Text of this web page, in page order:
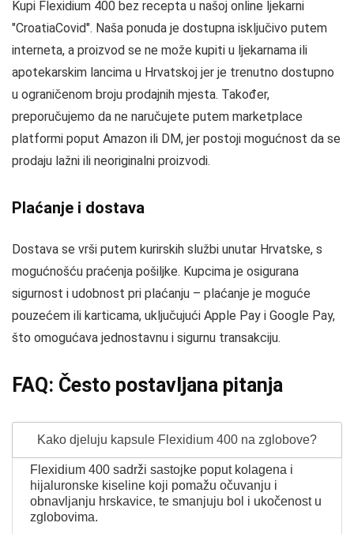
Kupi Flexidium 400 bez recepta u našoj online ljekarni
"CroatiaCovid". Naša ponuda je dostupna isključivo putem
interneta, a proizvod se ne može kupiti u ljekarnama ili
apotekarskim lancima u Hrvatskoj jer je trenutno dostupno
u ograničenom broju prodajnih mjesta. Također,
preporučujemo da ne naručujete putem marketplace
platformi poput Amazon ili DM, jer postoji mogućnost da se
prodaju lažni ili neoriginalni proizvodi.
Plaćanje i dostava
Dostava se vrši putem kurirskih službi unutar Hrvatske, s
mogućnošću praćenja pošiljke. Kupcima je osigurana
sigurnost i udobnost pri plaćanju – plaćanje je moguće
pouzećem ili karticama, uključujući Apple Pay i Google Pay,
što omogućava jednostavnu i sigurnu transakciju.
FAQ: Često postavljana pitanja
Kako djeluju kapsule Flexidium 400 na zglobove?
Flexidium 400 sadrži sastojke poput kolagena i
hijaluronske kiseline koji pomažu očuvanju i
obnavljanju hrskavice, te smanjuju bol i ukočenost u
zglobovima.